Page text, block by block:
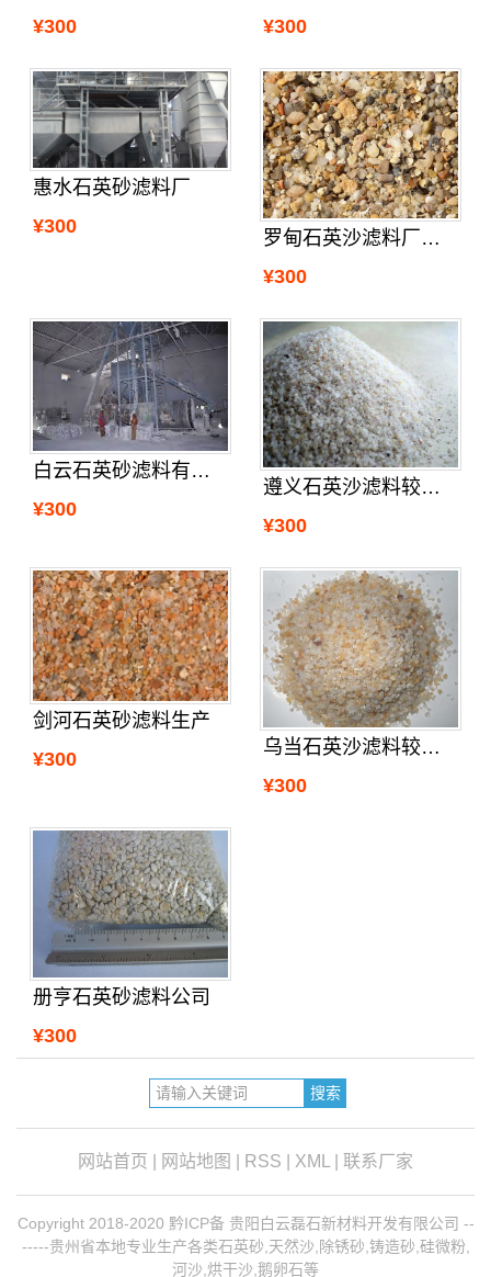
¥300
¥300
惠水石英砂滤料厂
¥300
罗甸石英沙滤料厂家直销
¥300
白云石英砂滤料有卖没
¥300
遵义石英沙滤料较近的厂
¥300
剑河石英砂滤料生产
¥300
乌当石英沙滤料较近的厂
¥300
册亨石英砂滤料公司
¥300
网站首页 网站地图 RSS XML 联系厂家
Copyright 2018-2020 黔ICP备 贵阳白云磊石新材料开发有限公司 --
-----贵州省本地专业生产各类石英砂,天然沙,除锈砂,铸造砂,硅微粉,
河沙,烘干沙,鹅卵石等